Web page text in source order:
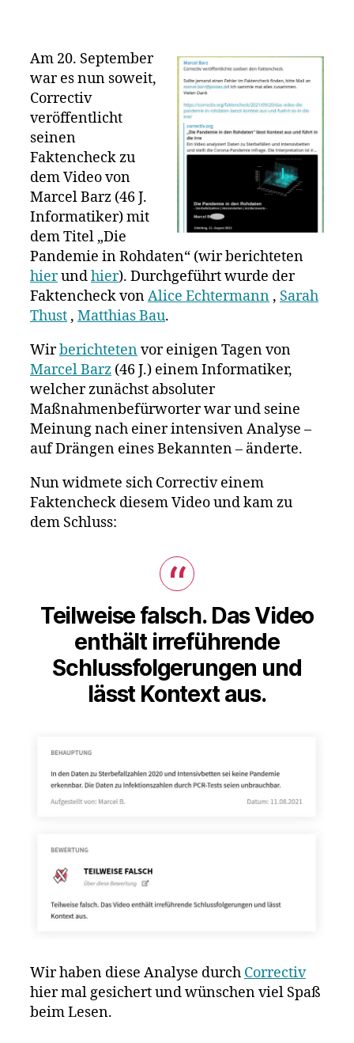
zu
Video:
Am 20. September
war es nun soweit,
Correctiv
veröffentlicht
seinen
Faktencheck zu
dem Video von
Marcel Barz (46 J.
Informatiker) mit
dem Titel „Die
Pandemie in Rohdaten“ (wir berichteten
hierundhier). Durchgeführt wurde der
Faktencheck vonAlice Echtermann , Sarah
Thust , Matthias Bau.
Wirberichtetenvor einigen Tagen von
Marcel Barz (46 J.) einem Informatiker,
welcher zunächst absoluter
Maßnahmenbefürworter war und seine
Meinung nach einer intensiven Analyse –
auf Drängen eines Bekannten – änderte.
Nun widmete sich Correctiv einem
Faktencheck diesem Video und kam zu
dem Schluss:
Teilweise falsch. Das Video
enthält irreführende
Schlussfolgerungen und
lässt Kontext aus.
Wir haben diese Analyse durch Correctiv
hier mal gesichert und wünschen viel Spaß
beim Lesen.